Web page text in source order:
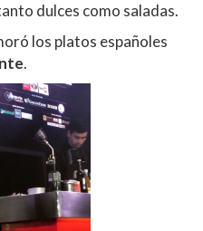
dulces como saladas.
los platos españoles
.